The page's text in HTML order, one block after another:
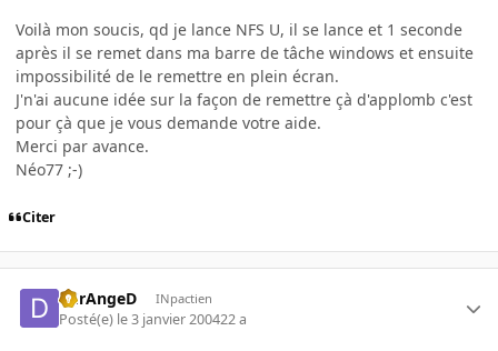
Voilà mon soucis, qd je lance NFS U, il se lance et 1 seconde
après il se remet dans ma barre de tâche windows et ensuite
impossibilité de le remettre en plein écran.
J'n'ai aucune idée sur la façon de remettre çà d'applomb c'est
pour çà que je vous demande votre aide.
Merci par avance.
Néo77 ;-)
Citer
DErAngeD INpactien
Posté(e) le 3 janvier 200422 a